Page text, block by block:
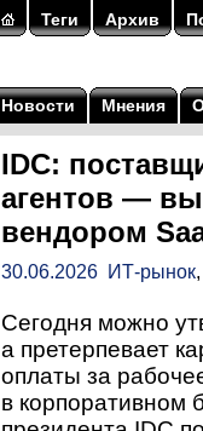
Теги Архив
Новости Мнения
IDC:
агентов —
вендором
30.06.2026 ИТ-рынок
Сегодня можно
а претерпевает
оплаты за
в корпоративном